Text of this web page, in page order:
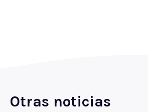
Otras noticias